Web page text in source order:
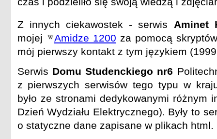
Z innych ciekawostek - serwis Aminet
mojej
Amidze 1200 za pomocą
mój pierwszy kontakt z tym językiem
Serwis Domu Studenckiego nr6
z pierwszych serwisów tego typu w
było ze stronami dedykowanymi różnym
Dzień Wydziału Elektrycznego). Były to
o statyczne dane zapisane w plikach html.